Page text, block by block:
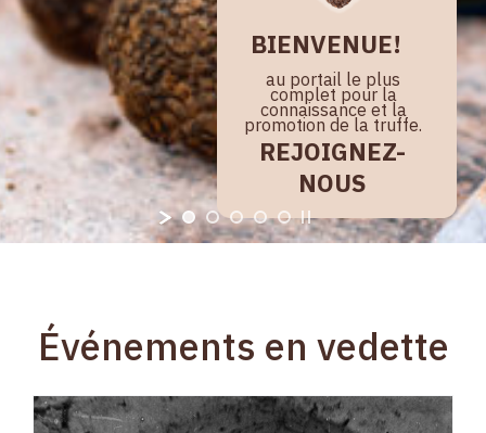
au portail le plus
complet pour la
connaissance et la
promotion de la truffe.
REJOIGNEZ-
NOUS
BIENVENUE!
Événements en vedette